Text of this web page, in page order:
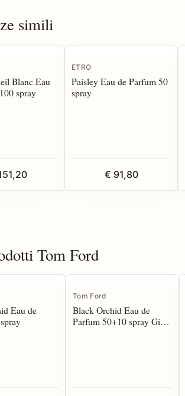
simili
Blanc Eau
spray
ETRO
Paisley Eau de Parfum 50
spray
€ 91,80
Tom Ford
Eau de
Tom Ford
Black Orchid Eau de
Parfum 50+10 spray Gift